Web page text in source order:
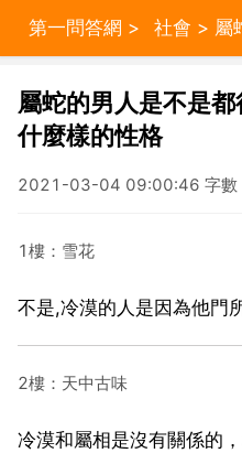
第一問答網 > 社會 > 屬
蛇的男人有什麼樣的性格
屬蛇的男人是不是
什麼樣的性格
2021-03-04 09:00:46 字數
1樓：雪花
不是,冷漠的人是因為他門
2樓：天中古味
冷漠和屬相是沒有關係的